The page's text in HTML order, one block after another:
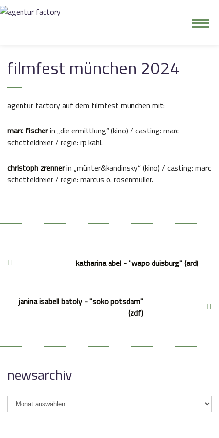
filmfest münchen 2024
agentur factory auf dem filmfest münchen mit:
marc fischerin „die ermittlung“ (kino) / casting: marc
schötteldreier / regie: rp kahl.
christoph zrennerin „münter&kandinsky“ (kino) / casting: marc
schötteldreier / regie: marcus o. rosenmüller.
katharina abel - "wapo duisburg" (ard)
janina isabell batoly - "soko potsdam"
(zdf)
newsarchiv
newsarchiv